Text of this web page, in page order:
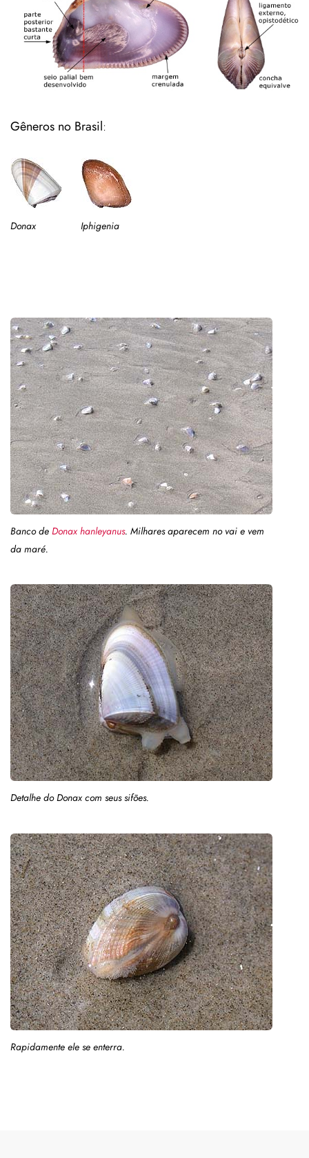
Gêneros no Brasil:
Donax Iphigenia
Banco de Donax hanleyanus. Milhares aparecem no vai e vem
da maré.
Detalhe doDonax com seus sifões.
Rapidamente ele se enterra.